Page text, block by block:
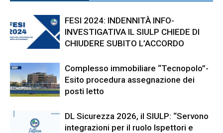
FESI 2024: INDENNITÀ INFO-
INVESTIGATIVA IL SIULP CHIEDE DI
CHIUDERE SUBITO L’ACCORDO
Complesso immobiliare “Tecnopolo”-
Esito procedura assegnazione dei
posti letto
DL Sicurezza 2026, il SIULP: “Servono
integrazioni per il ruolo Ispettori e